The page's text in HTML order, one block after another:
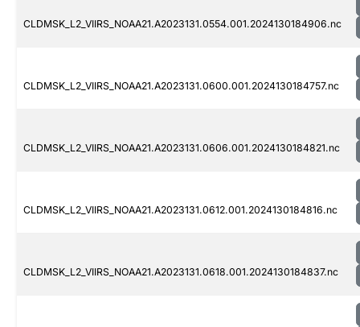
CLDMSK_L2_VIIRS_NOAA21.A2023131.0554.001.2024130184906.nc
CLDMSK_L2_VIIRS_NOAA21.A2023131.0600.001.2024130184757.nc
CLDMSK_L2_VIIRS_NOAA21.A2023131.0606.001.2024130184821.nc
CLDMSK_L2_VIIRS_NOAA21.A2023131.0612.001.2024130184816.nc
CLDMSK_L2_VIIRS_NOAA21.A2023131.0618.001.2024130184837.nc